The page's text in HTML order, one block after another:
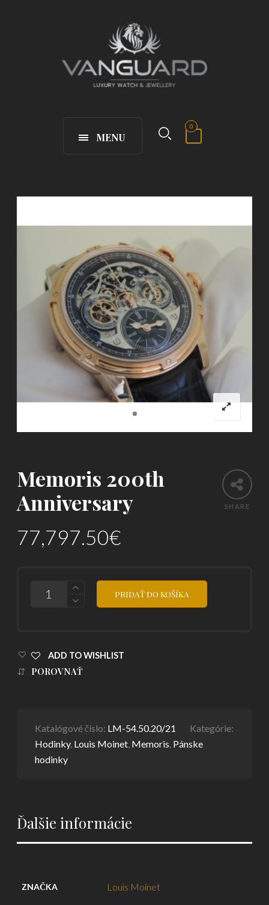
MENU
0
SHARE
Memoris 200th
Anniversary
77,797.50€
PRIDAŤ DO KOŠÍKA
ADD TO WISHLIST
POROVNAŤ
Katalógové číslo: LM-54.50.20/21
Kategórie:
Hodinky, Louis Moinet Memoris Pánske
hodinky
Ďalšie informácie
ZNAČKA Louis Moinet